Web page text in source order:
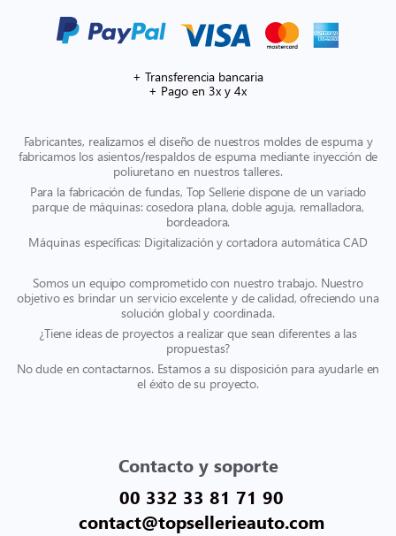
+ Transferencia bancaria
+ Pago en 3x y 4x
Fabricantes, realizamos el diseño de nuestros moldes de espuma y
fabricamos los asientos/respaldos de espuma mediante inyección de
poliuretano en nuestros talleres.
Para la fabricación de fundas, Top Sellerie dispone de un variado
parque de máquinas: cosedora plana, doble aguja, remalladora,
bordeadora.
Máquinas específicas: Digitalización y cortadora automática CAD
Somos un equipo comprometido con nuestro trabajo. Nuestro
objetivo es brindar un servicio excelente y de calidad, ofreciendo una
solución global y coordinada.
¿Tiene ideas de proyectos a realizar que sean diferentes a las
propuestas?
No dude en contactarnos. Estamos a su disposición para ayudarle en
el éxito de su proyecto.
Contacto y soporte
00 332 33 81 71 90
contact@topsellerieauto.com